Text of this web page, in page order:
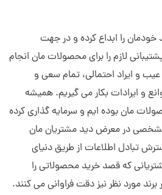
برند خودمان را ابداع کرده و در جهت
لازم را برای محصولات مان انجام
و ایراد احتمالی، تمام سعی و
و ایرادات بکار می گیریم. همیشه
مان بوده ایم و سرمایه گذاری کرده
مشخصی در معرض دید مشتریان مان
تبادل اطلاعات از طریق دنیای
که قصد خرید محصولاتی را
برند مورد نظر نیز دقت فراوانی می کنند.